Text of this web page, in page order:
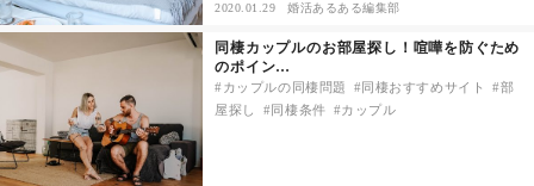
2020.01.29 婚活あるある編集部
同棲カップルのお部屋探し！喧嘩を防ぐため
のポイン…
カップルの同棲問題 同棲おすすめサイト
部
屋探し
同棲条件 カップル